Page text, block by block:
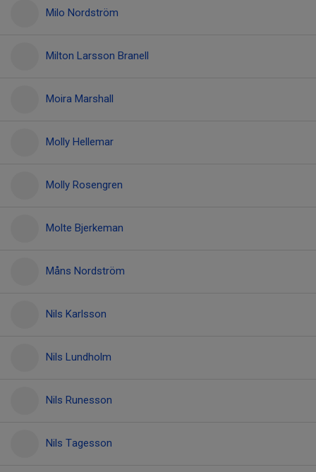
Milo Nordström
Milton Larsson Branell
Moira Marshall
Molly Hellemar
Molly Rosengren
Molte Bjerkeman
Måns Nordström
Nils Karlsson
Nils Lundholm
Nils Runesson
Nils Tagesson